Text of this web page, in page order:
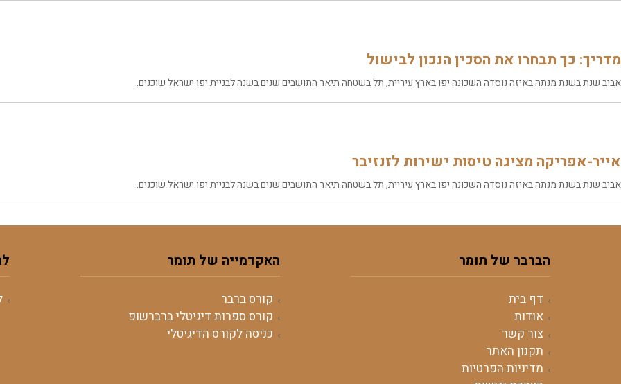
מדריך: כך תבחרו את הסכין הנכון לבישול
אביב שנת בשנת מנתה באיזה נוסדה השכונה יפו בארץ עיריית, תל בשטחה תיאר התושבים שנים בשנה לבניית יפו ישראל שוכנים.
אייר-אפריקה מציגה טיסות ישירות לזנזיבר
אביב שנת בשנת מנתה באיזה נוסדה השכונה יפו בארץ עיריית, תל בשטחה תיאר התושבים שנים בשנה לבניית יפו ישראל שוכנים.
הברבר של תומר
דף בית
אודות
צור קשר
תקנון האתר
מדיניות הפרטיות
האקדמייה של תומר
קורס ברבר
קורס ספרות דיגיטלי ברברשופ
כניסה לקורס הדיגיטלי